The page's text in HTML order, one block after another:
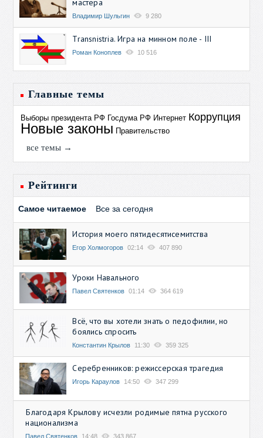
мастера
Владимир Шульгин 9 280
Transnistria. Игра на минном поле - III
Роман Коноплев 10 516
Главные темы
Выборы президента РФ Госдума РФ Интернет Коррупция
Новые законы Правительство
все темы →
Рейтинги
Самое читаемое Все за сегодня
История моего пятидесятисемитства
Егор Холмогоров 02:14 407 890
Уроки Навального
Павел Святенков 01:14 364 619
Всё, что вы хотели знать о педофилии, но
боялись спросить
Константин Крылов 11:30 359 325
Серебренников: режиссерская трагедия
Игорь Караулов 14:50 347 299
Благодаря Крылову исчезли родимые пятна русского
национализма
Павел Святенков 14:48 343 867